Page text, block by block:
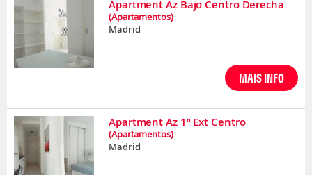
Apartment Az Bajo Centro Derecha
(Apartamentos)
Madrid
MAIS INFO
Apartment Az 1º Ext Centro
(Apartamentos)
Madrid